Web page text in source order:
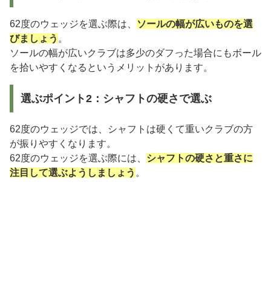
62度のウェッジを選ぶ際は、
ソールの幅が広いものを選
びましょう 。
ソールの幅が広いクラブは多少のダフった場合にもボール
を拾いやすくなるというメリットがあります。
選ぶポイント2：シャフトの硬さで選ぶ
62度のウェッジでは、シャフトは硬くて重いクラブの方
が振りやすくなります。
62度のウェッジを選ぶ際には、 シャフトの硬さと重さに
注目して選ぶようしましょう 。